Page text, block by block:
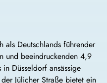
als Deutschlands führender
und beeindruckenden 4,9
Düsseldorf ansässige
Jülicher Straße bietet ein